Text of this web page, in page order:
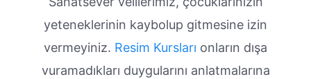
yeteneklerinin kaybolup gitmesine izin
vermeyiniz. Resim Kursları onların dışa
vuramadıkları duygularını anlatmalarına